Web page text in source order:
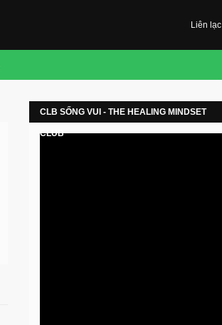
Liên lạc
CLB SỐNG VUI - THE HEALING MINDSET
CLUB